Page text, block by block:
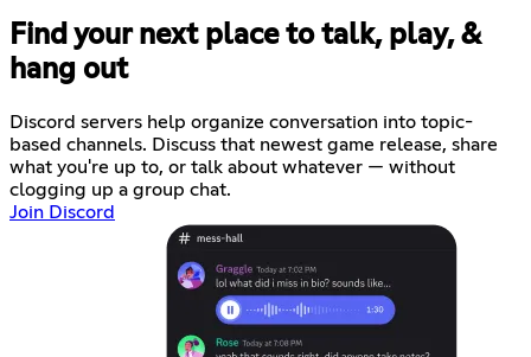
Find your next place to talk, play, &
hang out
Discord servers help organize conversation into topic-
based channels. Discuss that newest game release, share
what you're up to, or talk about whatever — without
clogging up a group chat.
Join Discord